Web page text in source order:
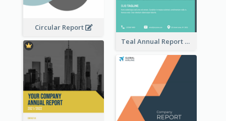
Circular Report
Teal Annual Report